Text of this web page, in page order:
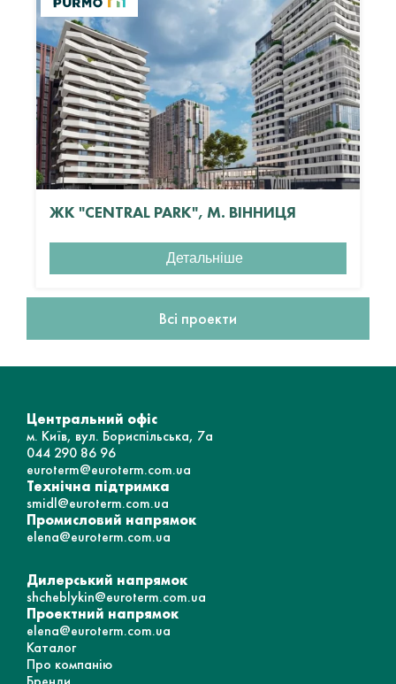
ЖК "CENTRAL PARK", М. ВІННИЦЯ
Детальніше
Всі проекти
Центральний офіс
м. Київ, вул. Бориспільська, 7а
044 290 86 96
euroterm@euroterm.com.ua
Технічна підтримка
smidl@euroterm.com.ua
Промисловий напрямок
elena@euroterm.com.ua
Дилерський напрямок
shcheblykin@euroterm.com.ua
Проектний напрямок
elena@euroterm.com.ua
Каталог
Про компанію